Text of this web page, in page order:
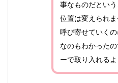
事なものだとい
位置は変えられ
呼び寄せていく
なのもわかった
ーで取り入れる